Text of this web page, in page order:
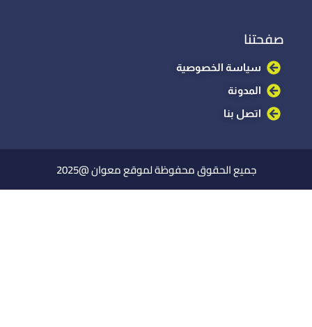
صفحتنا
سياسة الخصوصية
المدونة
اتصل بنا
جميع الحقوق محفوظة لموقع معوان @2025